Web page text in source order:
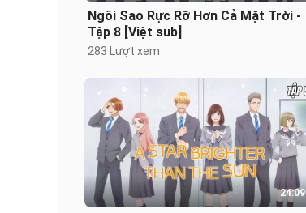
Ngôi Sao Rực Rỡ Hơn Cả Mặt Trời -
Tập 8 [Việt sub]
283 Lượt xem
24:09